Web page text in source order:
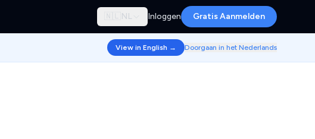
🇳🇱 NL Inloggen Gratis Aanmelden
View in English → Doorgaan in het Nederlands